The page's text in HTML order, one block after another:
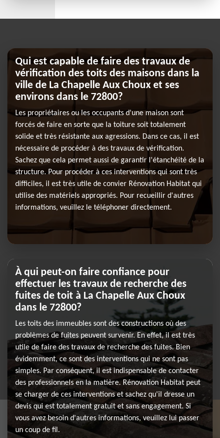
Qui est capable de faire des travaux de
vérification des toits des maisons dans la
ville de La Chapelle Aux Choux et ses
environs dans le 72800?
Les propriétaires ou les occupants d'une maison sont
forcés de faire en sorte que la toiture soit totalement
solide et très résistante aux agressions. Dans ce cas, il est
nécessaire de procéder à des travaux de vérification.
Sachez que cela permet aussi de garantir l'étanchéité de la
structure. Pour procéder à ces interventions qui sont très
difficiles, il est très utile de convier Rénovation Habitat qui
utilise des matériels appropriés. Pour recueillir d'autres
informations, veuillez le téléphoner directement.
À qui peut-on faire confiance pour
effectuer les travaux de recherche des
fuites de toit à La Chapelle Aux Choux
dans le 72800?
Les toits des immeubles sont des constructions où des
problèmes de fuites peuvent survenir. En effet, il est très
utile de faire des travaux de recherche des fuites. Bien
évidemment, ce sont des interventions qui ne sont pas
simples. Par conséquent, il est indispensable de contacter
des professionnels en la matière. Rénovation Habitat peut
se charger de ces interventions et sachez qu'il dresse un
devis qui est totalement gratuit et sans engagement. Si
vous avez besoin d'autres informations, veuillez lui passer
un coup de fil.